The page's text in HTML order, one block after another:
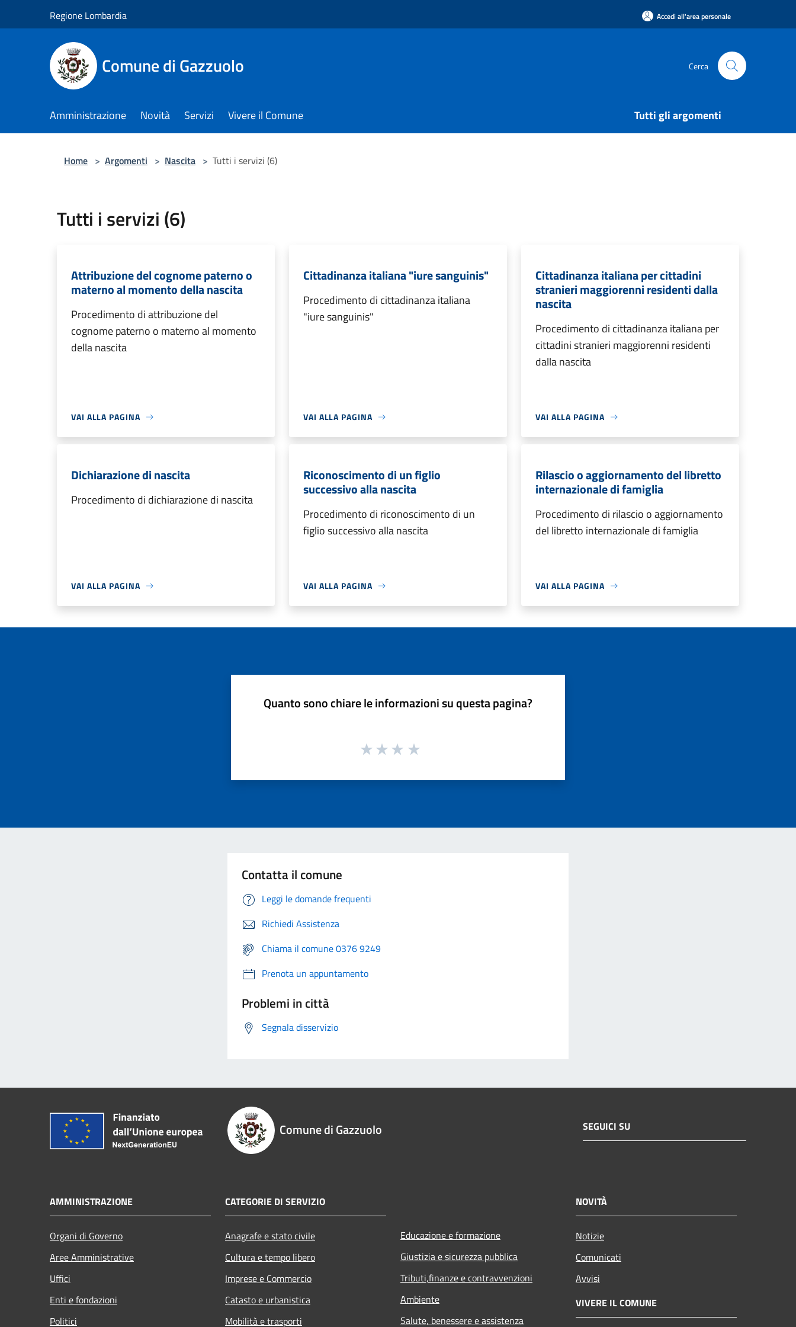
Regione Lombardia Accedi all'area personale
Comune di Gazzuolo Cerca
Amministrazione Novità Servizi Vivere il Comune Tutti gli argomenti
Home > Argomenti > Nascita > Tutti i servizi (6)
Tutti i servizi (6)
Attribuzione del cognome paterno o
materno al momento della nascita
Procedimento di attribuzione del
cognome paterno o materno al momento
della nascita
VAI ALLA PAGINA
Cittadinanza italiana "iure sanguinis"
Procedimento di cittadinanza italiana
"iure sanguinis"
VAI ALLA PAGINA
Cittadinanza italiana per cittadini
stranieri maggiorenni residenti dalla
nascita
Procedimento di cittadinanza italiana per
cittadini stranieri maggiorenni residenti
dalla nascita
VAI ALLA PAGINA
Dichiarazione di nascita
Procedimento di dichiarazione di nascita
VAI ALLA PAGINA
Riconoscimento di un figlio
successivo alla nascita
Procedimento di riconoscimento di un
figlio successivo alla nascita
VAI ALLA PAGINA
Rilascio o aggiornamento del libretto
internazionale di famiglia
Procedimento di rilascio o aggiornamento
del libretto internazionale di famiglia
VAI ALLA PAGINA
Quanto sono chiare le informazioni su questa pagina?
Contatta il comune
Leggi le domande frequenti
Richiedi Assistenza
Chiama il comune 0376 9249
Prenota un appuntamento
Problemi in città
Segnala disservizio
Comune di Gazzuolo SEGUICI SU
AMMINISTRAZIONE
Organi di Governo
Aree Amministrative
Uffici
Enti e fondazioni
Politici
CATEGORIE DI SERVIZIO
Anagrafe e stato civile
Cultura e tempo libero
Imprese e Commercio
Catasto e urbanistica
Mobilità e trasporti
Educazione e formazione
Giustizia e sicurezza pubblica
Tributi,finanze e contravvenzioni
Ambiente
Salute, benessere e assistenza
NOVITÀ
Notizie
Comunicati
Avvisi
VIVERE IL COMUNE